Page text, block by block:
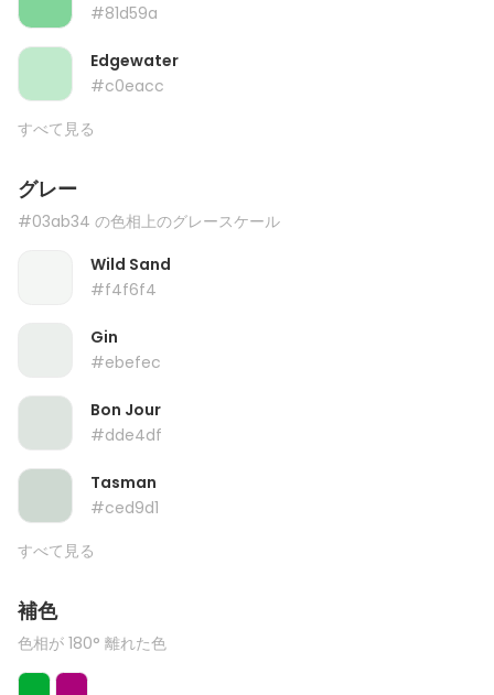
#81d59a
Edgewater
#c0eacc
すべて見る
グレー
#03ab34 の色相上のグレースケール
Wild Sand
#f4f6f4
Gin
#ebefec
Bon Jour
#dde4df
Tasman
#ced9d1
すべて見る
補色
色相が 180° 離れた色